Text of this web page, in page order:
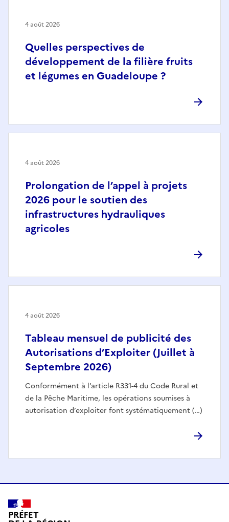
Quelles perspectives de
développement de la filière fruits
et légumes en Guadeloupe ?
4 août 2026
Prolongation de l’appel à projets
2026 pour le soutien des
infrastructures hydrauliques
agricoles
4 août 2026
Tableau mensuel de publicité des
Autorisations d’Exploiter (Juillet à
Septembre 2026)
Conformément à l’article R331-4 du Code Rural et
de la Pêche Maritime, les opérations soumises à
autorisation d’exploiter font systématiquement (…)
4 août 2026
PRÉFET